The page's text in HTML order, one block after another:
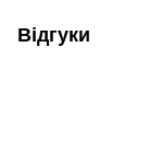
Відгуки